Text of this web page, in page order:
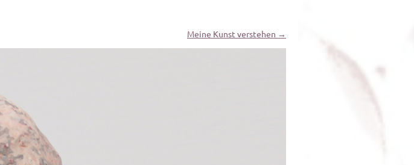
Meine Kunst verstehen →